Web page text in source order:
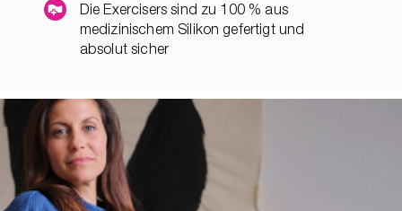
Die Exercisers sind zu 100 % aus
medizinischem Silikon gefertigt und
absolut sicher